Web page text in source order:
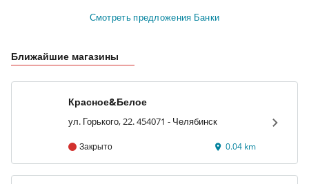
Смотреть предложения Банки
Ближайшие магазины
Красное&Белое
ул. Горького, 22. 454071 - Челябинск
Закрыто 0.04 km